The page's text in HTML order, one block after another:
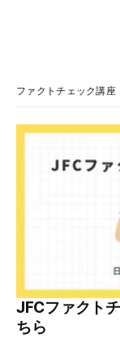
らいながら頭を下
語力が衰えてい
本が犯した残虐
「共産主義者に
散した投稿を真に受
ファクトチェック講座
JFCファクト
ちら